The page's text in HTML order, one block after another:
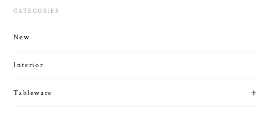
CATEGORIES
New
Interior
Tableware